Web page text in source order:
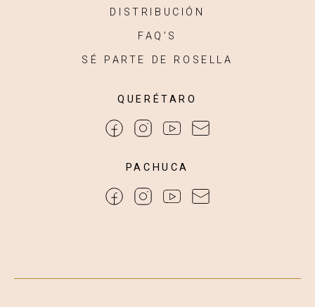
DISTRIBUCIÓN
FAQ’S
SÉ PARTE DE ROSELLA
QUERÉTARO
PACHUCA